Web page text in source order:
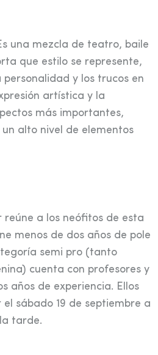
una mezcla de teatro, baile
que estilo se represente,
y los trucos en
artística y la
más importantes,
alto nivel de elementos
a los neófitos de esta
menos de dos años de pole
semi pro (tanto
cuenta con profesores y
años de experiencia. Ellos
sábado 19 de septiembre a
tarde.